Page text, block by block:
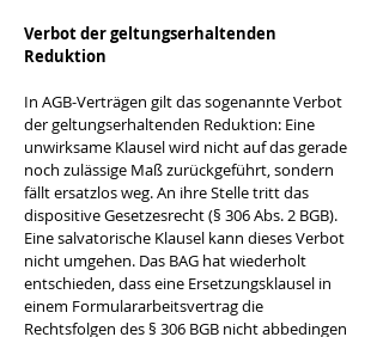
Verbot der geltungserhaltenden
Reduktion
In AGB-Verträgen gilt das sogenannte Verbot
der geltungserhaltenden Reduktion: Eine
unwirksame Klausel wird nicht auf das gerade
noch zulässige Maß zurückgeführt, sondern
fällt ersatzlos weg. An ihre Stelle tritt das
dispositive Gesetzesrecht (§ 306 Abs. 2 BGB).
Eine salvatorische Klausel kann dieses Verbot
nicht umgehen. Das BAG hat wiederholt
entschieden, dass eine Ersetzungsklausel in
einem Formulararbeitsvertrag die
Rechtsfolgen des § 306 BGB nicht abbedingen